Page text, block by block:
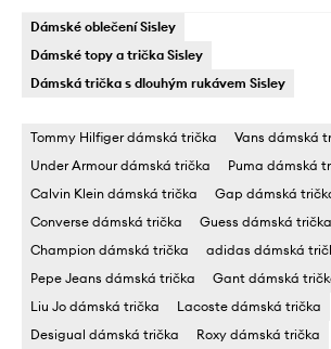
Dámské oblečení Sisley
Dámské topy a trička Sisley
Dámská trička s dlouhým rukávem Sisley
Tommy Hilfiger dámská trička
Vans dámská
Under Armour dámská trička
Puma dámská
Calvin Klein dámská trička
Gap dámská
Converse dámská trička
Guess dámská trička
Champion dámská trička
adidas dámská
Pepe Jeans dámská trička
Gant dámská
Liu Jo dámská trička
Lacoste dámská trička
Desigual dámská trička
Roxy dámská trička